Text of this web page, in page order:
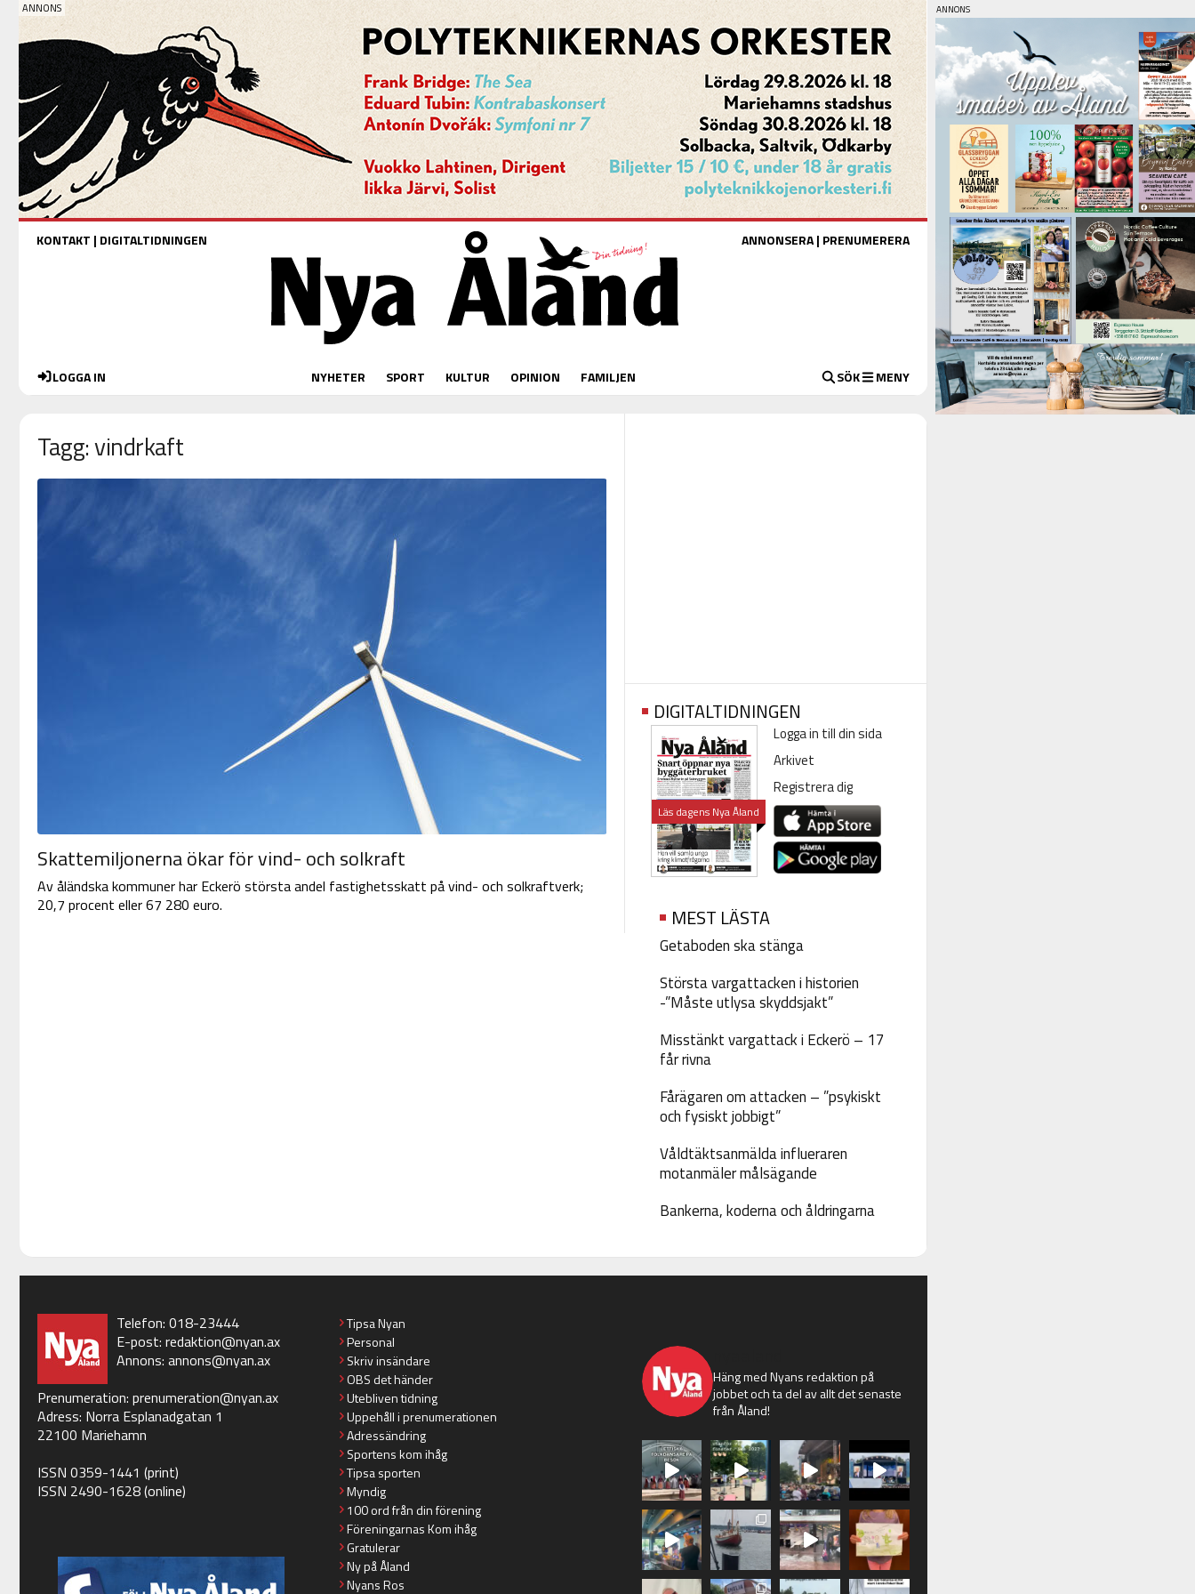
KONTAKT | DIGITALTIDNINGEN ANNONSERA| PRENUMERERA
LOGGA IN NYHETER SPORT KULTUR OPINION FAMILJEN SÖK MENY
Tagg: vindrkaft
Skattemiljonerna ökar för vind- och solkraft
Av åländska kommuner har Eckerö största andel fastighetsskatt på vind- och solkraftverk;
20,7 procent eller 67 280 euro.
DIGITALTIDNINGEN
Läs dagens Nya Åland
Logga in till din sida
Arkivet
Registrera dig
MEST LÄSTA
Getaboden ska stänga
Största vargattacken i historien
-”Måste utlysa skyddsjakt”
Misstänkt vargattack i Eckerö – 17
får rivna
Fårägaren om attacken – ”psykiskt
och fysiskt jobbigt”
Våldtäktsanmälda influeraren
motanmäler målsägande
Bankerna, koderna och åldringarna
Telefon: 018-23444
E-post: redaktion@nyan.ax
Annons: annons@nyan.ax
Prenumeration: prenumeration@nyan.ax
Adress: Norra Esplanadgatan 1
22100 Mariehamn
ISSN 0359-1441 (print)
ISSN 2490-1628 (online)
Tipsa Nyan
Personal
Skriv insändare
OBS det händer
Utebliven tidning
Uppehåll i prenumerationen
Adressändring
Sportens kom ihåg
Tipsa sporten
Myndig
100 ord från din förening
Föreningarnas Kom ihåg
Gratulerar
Ny på Åland
Nyans Ros
Häng med Nyans redaktion på
jobbet och ta del av allt det senaste
från Åland!